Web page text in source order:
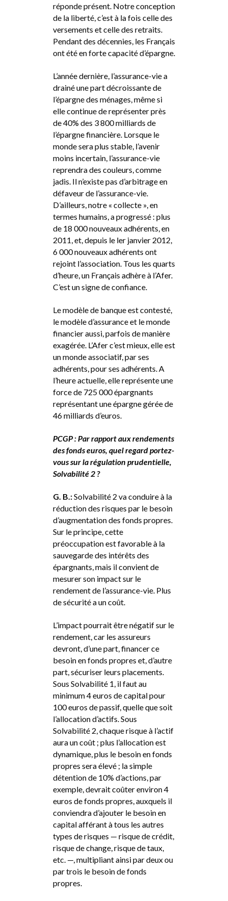
réponde présent. Notre conception
de la liberté, c’est à la fois celle des
versements et celle des retraits.
Pendant des décennies, les Français
ont été en forte capacité d’épargne.
L’année dernière, l’assurance-vie a
drainé une part décroissante de
l’épargne des ménages, même si
elle continue de représenter près
de 40% des 3 800 milliards de
l’épargne financière. Lorsque le
monde sera plus stable, l’avenir
moins incertain, l’assurance-vie
reprendra des couleurs, comme
jadis. Il n’existe pas d’arbitrage en
défaveur de l’assurance-vie.
D’ailleurs, notre « collecte », en
termes humains, a progressé : plus
de 18 000 nouveaux adhérents, en
2011, et, depuis le ler janvier 2012,
6 000 nouveaux adhérents ont
rejoint l’association. Tous les quarts
d’heure, un Français adhère à l’Afer.
C’est un signe de confiance.
Le modèle de banque est contesté,
le modèle d’assurance et le monde
financier aussi, parfois de manière
exagérée. L’Afer c’est mieux, elle est
un monde associatif, par ses
adhérents, pour ses adhérents. A
l’heure actuelle, elle représente une
force de 725 000 épargnants
représentant une épargne gérée de
46 milliards d’euros.
PCGP : Par rapport aux rendements
des fonds euros, quel regard portez-
vous sur la régulation prudentielle,
Solvabilité 2 ?
G. B.:Solvabilité 2 va conduire à la
réduction des risques par le besoin
d’augmentation des fonds propres.
Sur le principe, cette
préoccupation est favorable à la
sauvegarde des intérêts des
épargnants, mais il convient de
mesurer son impact sur le
rendement de l’assurance-vie. Plus
de sécurité a un coût.
L’impact pourrait être négatif sur le
rendement, car les assureurs
devront, d’une part, financer ce
besoin en fonds propres et, d’autre
part, sécuriser leurs placements.
Sous Solvabilité 1, il faut au
minimum 4 euros de capital pour
100 euros de passif, quelle que soit
l’allocation d’actifs. Sous
Solvabilité 2, chaque risque à l’actif
aura un coût ; plus l’allocation est
dynamique, plus le besoin en fonds
propres sera élevé ; la simple
détention de 10% d’actions, par
exemple, devrait coûter environ 4
euros de fonds propres, auxquels il
conviendra d’ajouter le besoin en
capital afférant à tous les autres
types de risques — risque de crédit,
risque de change, risque de taux,
etc. —, multipliant ainsi par deux ou
par trois le besoin de fonds
propres.